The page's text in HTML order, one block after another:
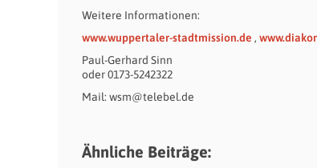
Weitere Informationen:
www.wuppertaler-stadtmission.de ,
Paul-Gerhard Sinn
oder 0173-5242322
Mail: wsm@telebel.de
Ähnliche Beiträge: